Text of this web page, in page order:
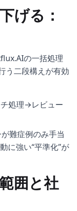
げる：
の一括処理
う二段構えが有効
処理→レビュー
難症例のみ手当
に強い“平準化”が
囲と社